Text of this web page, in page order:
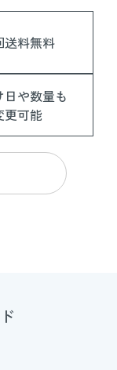
送料無料
日や数量も
更可能